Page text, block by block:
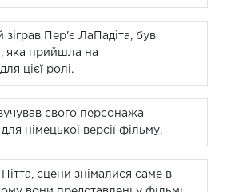
Пер'є ЛаПадіта, був
прийшла на
цієї ролі.
свого персонажа
німецької версії фільму.
сцени знімалися саме в